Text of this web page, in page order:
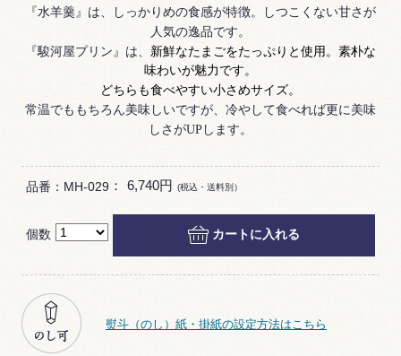
『水羊羹』は、しっかりめの食感が特徴。しつこくない甘さが
人気の逸品です。
『駿河屋プリン』は、 新鮮なたまごをたっぷりと使用。素朴な
味わいが魅力です。
どちらも食べやすい小さめサイズ。
常温でももちろん美味しいですが、冷やして食べれば更に美味
しさがUPします。
品番：MH-029 ： 6,740円 (税込・送料別）
個数 カートに入れる
熨斗（のし）紙・掛紙の設定方法はこちら